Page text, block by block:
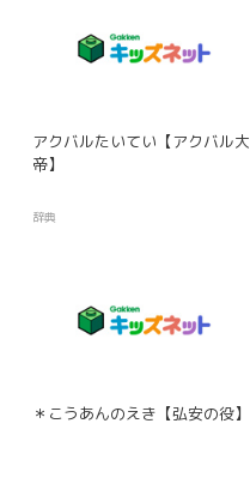
アクバルたいてい【アクバル大
帝】
辞典
＊こうあんのえき【弘安の役】